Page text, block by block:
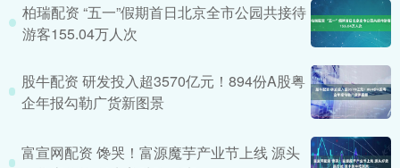
柏瑞配资 “五一”假期首日北京全市公园共接待
游客155.04万人次
股牛配资 研发投入超3570亿元！894份A股粤
企年报勾勒广货新图景
富宣网配资 馋哭！富源魔芋产业节上线 源头